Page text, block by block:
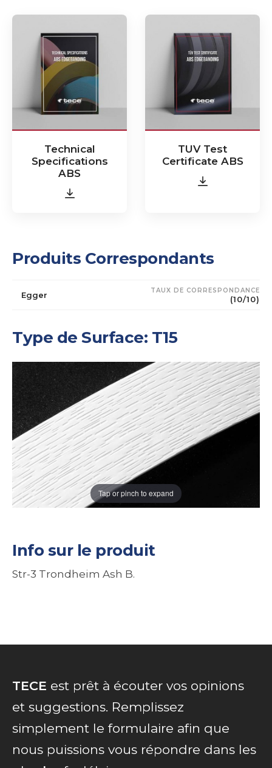
Technical
Specifications
ABS
TUV Test
Certificate ABS
Produits Correspondants
Egger TAUX DE CORRESPONDANCE
(10/10)
Type de Surface: T15
Tap or pinch to expand
Info sur le produit
Str-3 Trondheim Ash B.
TECE est prêt à écouter vos opinions
et suggestions. Remplissez
simplement le formulaire afin que
nous puissions vous répondre dans les